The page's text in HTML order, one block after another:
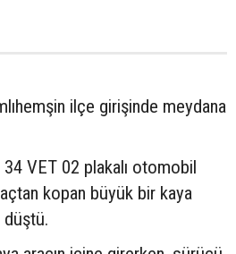
ilçe girişinde meydana
VET 02 plakalı otomobil
kopan büyük bir kaya
düştü.